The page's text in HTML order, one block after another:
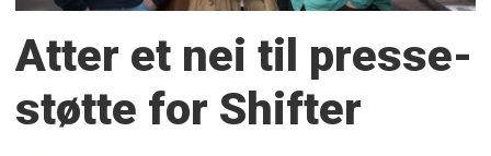
Atter et nei til presse­
støtte for Shifter